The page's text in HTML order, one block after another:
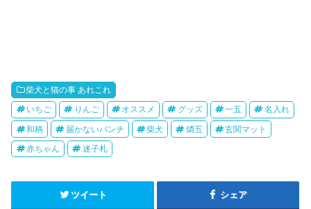
柴犬と猫の事 あれこれ
いちご りんご オススメ グッズ 一五 名入れ
和柄 届かないパンチ 柴犬 燐五 玄関マット
赤ちゃん 迷子札
ツイート シェア